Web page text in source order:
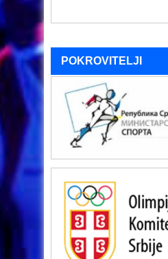
POKROVITELJI